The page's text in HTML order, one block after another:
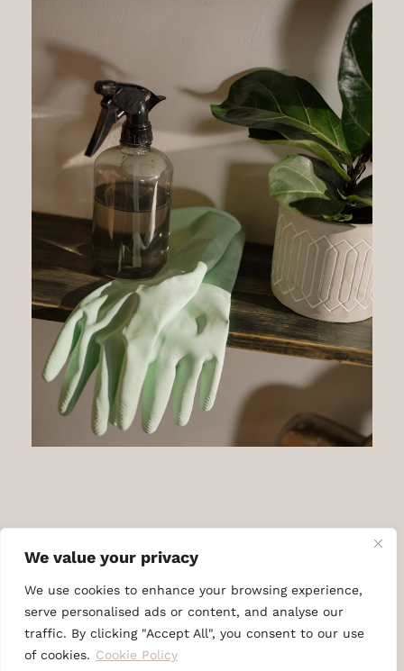
We value your privacy
We use cookies to enhance your browsing experience,
serve personalised ads or content, and analyse our
traffic. By clicking "Accept All", you consent to our use
of cookies. Cookie Policy
Oma
maakt
Disclaimer